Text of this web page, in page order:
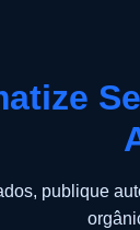
publique